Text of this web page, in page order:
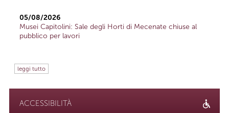
05/08/2026
Musei Capitolini: Sale degli Horti di Mecenate chiuse al
pubblico per lavori
leggi tutto
ACCESSIBILITÀ